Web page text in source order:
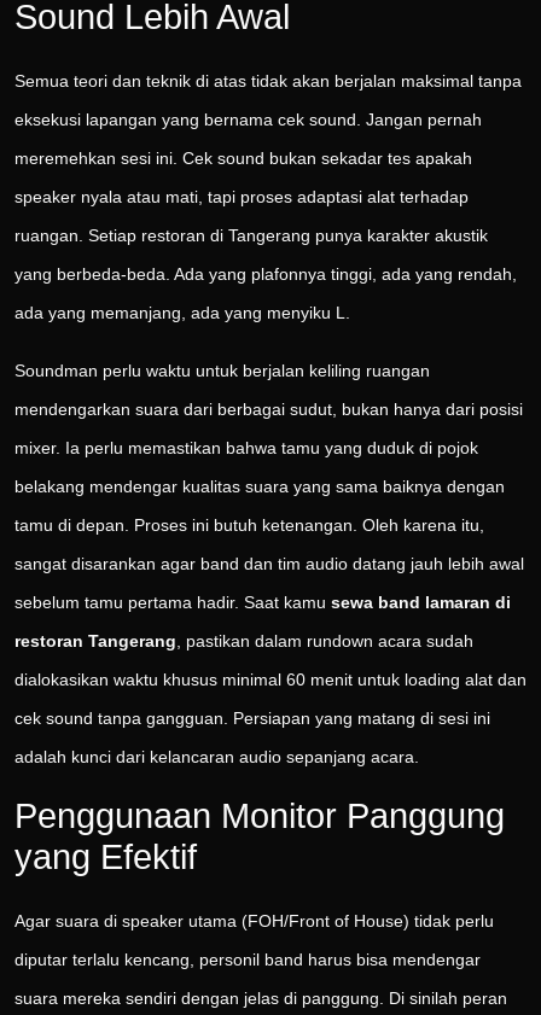
Sound Lebih Awal
Semua teori dan teknik di atas tidak akan berjalan maksimal tanpa
eksekusi lapangan yang bernama cek sound. Jangan pernah
meremehkan sesi ini. Cek sound bukan sekadar tes apakah
speaker nyala atau mati, tapi proses adaptasi alat terhadap
ruangan. Setiap restoran di Tangerang punya karakter akustik
yang berbeda-beda. Ada yang plafonnya tinggi, ada yang rendah,
ada yang memanjang, ada yang menyiku L.
Soundman perlu waktu untuk berjalan keliling ruangan
mendengarkan suara dari berbagai sudut, bukan hanya dari posisi
mixer. Ia perlu memastikan bahwa tamu yang duduk di pojok
belakang mendengar kualitas suara yang sama baiknya dengan
tamu di depan. Proses ini butuh ketenangan. Oleh karena itu,
sangat disarankan agar band dan tim audio datang jauh lebih awal
sebelum tamu pertama hadir. Saat kamu sewa band lamaran di
restoran Tangerang , pastikan dalam rundown acara sudah
dialokasikan waktu khusus minimal 60 menit untuk loading alat dan
cek sound tanpa gangguan. Persiapan yang matang di sesi ini
adalah kunci dari kelancaran audio sepanjang acara.
Penggunaan Monitor Panggung
yang Efektif
Agar suara di speaker utama (FOH/Front of House) tidak perlu
diputar terlalu kencang, personil band harus bisa mendengar
suara mereka sendiri dengan jelas di panggung. Di sinilah peran